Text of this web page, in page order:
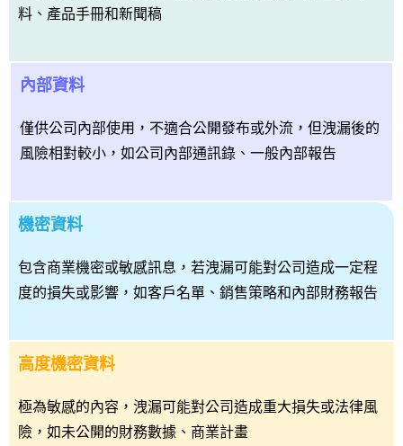
料、產品手冊和新聞稿
內部資料
僅供公司內部使用，不適合公開發布或外流，但洩漏後的
風險相對較小，如公司內部通訊錄、一般內部報告
機密資料
包含商業機密或敏感訊息，若洩漏可能對公司造成一定程
度的損失或影響，如客戶名單、銷售策略和內部財務報告
高度機密資料
極為敏感的內容，洩漏可能對公司造成重大損失或法律風
險，如未公開的財務數據、商業計畫